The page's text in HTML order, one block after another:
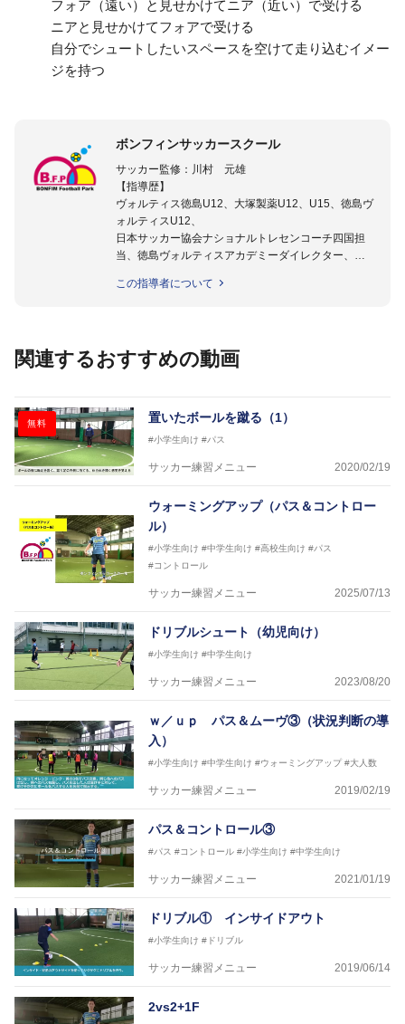
フォア（遠い）と見せかけてニア（近い）で受ける
ニアと見せかけてフォアで受ける
自分でシュートしたいスペースを空けて走り込むイメー
ジを持つ
ボンフィンサッカースクール
サッカー監修：川村 元雄
【指導歴】
ヴォルティス徳島U12、大塚製薬U12、U15、徳島ヴ
ォルティスU12、
日本サッカー協会ナショナルトレセンコーチ四国担
当、徳島ヴォルティスアカデミーダイレクター、
日本サッカー協会公認B級養成講習会インストラクタ
協会公認キッズリーダーチーフインストラクター
【指導歴】
FリーグU23選抜監督、ミャンマー女子フットサル代
表監督
日本サッカー協会フットサルインストラクター、AFC
（アジアサッカー連盟）フットサルインストラクター
JFA公認A級コーチジェネラルライセンス・JFA公認フ
ットサルB級コーチライセンス
横山 哲久
【指導歴】
ASV ペスカドーラ町田 監督、FC VIGORE 監督
日本サッカー協会公認B級ライセンス・日本サッカー
協会公認フットサルB級ライセンス
※全コーチボンフィンサッカースクール所属
この指導者について
関連するおすすめの動画
無料 置いたボールを蹴る（1）
#小学生向け #パス
サッカー練習メニュー 2020/02/19
ウォーミングアップ（パス＆コントロー
ル）
#小学生向け #中学生向け #高校生向け #パス
#コントロール
サッカー練習メニュー 2025/07/13
ドリブルシュート（幼児向け）
#小学生向け #中学生向け
サッカー練習メニュー 2023/08/20
ｗ／ｕｐ パス＆ムーヴ③（状況判断の導
入）
#小学生向け #中学生向け #ウォーミングアップ #大人数
サッカー練習メニュー 2019/02/19
パス＆コントロール③
#パス #コントロール #小学生向け #中学生向け
サッカー練習メニュー 2021/01/19
ドリブル① インサイドアウト
#小学生向け #ドリブル
サッカー練習メニュー 2019/06/14
2vs2+1F